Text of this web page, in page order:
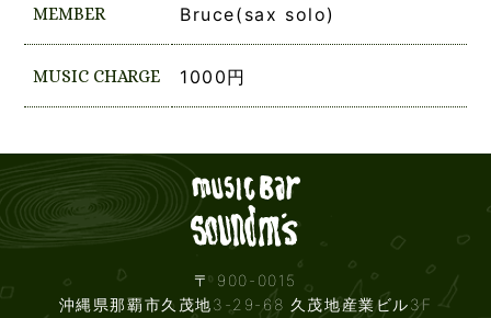
MEMBER Bruce(sax solo)
MUSIC CHARGE 1000円
〒 900-0015
沖縄県那覇市久茂地3-29-68 久茂地産業ビル3F